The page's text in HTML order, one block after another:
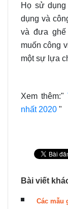
Họ sử
dụng và
và đưa
muốn công
một sự lựa
Xem thêm:"
nhất 2020 "
Bài viết
Các mẫu